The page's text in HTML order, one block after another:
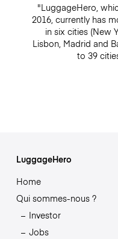
"LuggageHero,
2016, currently has
in six cities (New
Lisbon, Madrid and
to 39
LuggageHero
Home
Qui sommes-nous ?
Investor
Jobs